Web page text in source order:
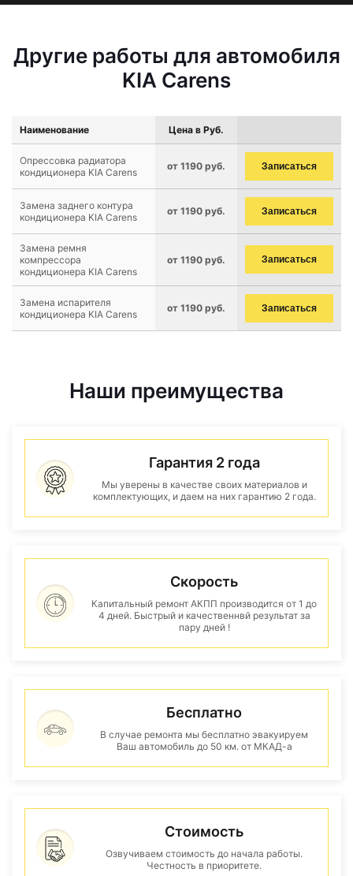
Другие работы для автомобиля
KIA Carens
Наименование Цена в Руб.
Опрессовка радиатора
кондиционера KIA Carens
от 1190 руб. Записаться
Замена заднего контура
кондиционера KIA Carens
от 1190 руб. Записаться
Замена ремня
компрессора
кондиционера KIA Carens
от 1190 руб. Записаться
Замена испарителя
кондиционера KIA Carens
от 1190 руб. Записаться
Наши преимущества
Гарантия 2 года
Мы уверены в качестве своих материалов и
комплектующих, и даем на них гарантию 2 года.
Скорость
Капитальный ремонт АКПП производится от 1 до
4 дней. Быстрый и качественнвй результат за
пару дней !
Бесплатно
В случае ремонта мы бесплатно эвакуируем
Ваш автомобиль до 50 км. от МКАД-а
Стоимость
Озвучиваем стоимость до начала работы.
Честность в приоритете.